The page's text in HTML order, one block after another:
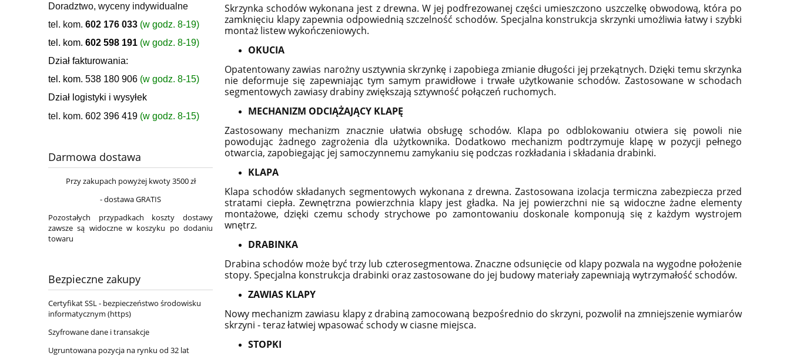
Doradztwo, wyceny indywidualne
tel. kom. 602 176 033 (w godz. 8-19)
tel. kom. 602 598 191 (w godz. 8-19)
Dział fakturowania:
tel. kom. 538 180 906 (w godz. 8-15)
Dział logistyki i wysyłek
tel. kom. 602 396 419 (w godz. 8-15)
Darmowa dostawa
Przy zakupach powyżej kwoty 3500 zł
- dostawa GRATIS
Pozostałych przypadkach koszty dostawy
zawsze są widoczne w koszyku po dodaniu
towaru
Bezpieczne zakupy
Certyfikat SSL - bezpieczeństwo środowisku
informatycznym (https)
Szyfrowane dane i transakcje
Ugruntowana pozycja na rynku od 32 lat
Skrzynka schodów wykonana jest z drewna. W jej podfrezowanej części umieszczono uszczelkę obwodową, która po
zamknięciu klapy zapewnia odpowiednią szczelność schodów. Specjalna konstrukcja skrzynki umożliwia łatwy i szybki
montaż listew wykończeniowych.
OKUCIA
Opatentowany zawias narożny usztywnia skrzynkę i zapobiega zmianie długości jej przekątnych. Dzięki temu skrzynka
nie deformuje się zapewniając tym samym prawidłowe i trwałe użytkowanie schodów. Zastosowane w schodach
segmentowych zawiasy drabiny zwiększają sztywność połączeń ruchomych.
MECHANIZM ODCIĄŻAJĄCY KLAPĘ
Zastosowany mechanizm znacznie ułatwia obsługę schodów. Klapa po odblokowaniu otwiera się powoli nie
powodując żadnego zagrożenia dla użytkownika. Dodatkowo mechanizm podtrzymuje klapę w pozycji pełnego
otwarcia, zapobiegając jej samoczynnemu zamykaniu się podczas rozkładania i składania drabinki.
KLAPA
Klapa schodów składanych segmentowych wykonana z drewna. Zastosowana izolacja termiczna zabezpiecza przed
stratami ciepła. Zewnętrzna powierzchnia klapy jest gładka. Na jej powierzchni nie są widoczne żadne elementy
montażowe, dzięki czemu schody strychowe po zamontowaniu doskonale komponują się z każdym wystrojem
wnętrz.
DRABINKA
Drabina schodów może być trzy lub czterosegmentowa. Znaczne odsunięcie od klapy pozwala na wygodne położenie
stopy. Specjalna konstrukcja drabinki oraz zastosowane do jej budowy materiały zapewniają wytrzymałość schodów.
ZAWIAS KLAPY
Nowy mechanizm zawiasu klapy z drabiną zamocowaną bezpośrednio do skrzyni, pozwolił na zmniejszenie wymiarów
skrzyni - teraz łatwiej wpasować schody w ciasne miejsca.
STOPKI